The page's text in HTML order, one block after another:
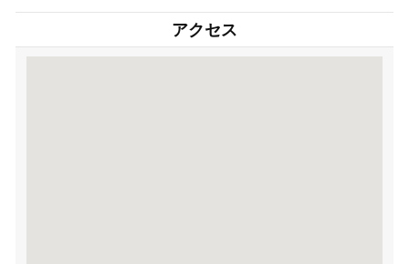
アクセス